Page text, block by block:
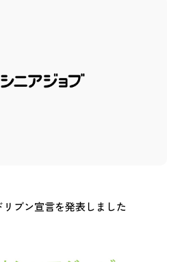
ブン宣言を発表しました